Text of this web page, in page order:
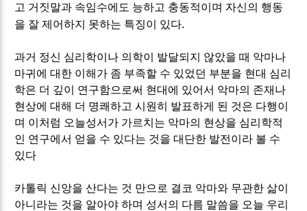
고 거짓말과 속임수에도 능하고 충동적이며 자신의 행동
을 잘 제어하지 못하는 특징이 있다.
과거 정신 심리학이나 의학이 발달되지 않았을 때 악마나
마귀에 대한 이해가 좀 부족할 수 있었던 부분을 현대 심리
학은 더 깊이 연구함으로써 현대에 있어서 악마의 존재나
현상에 대해 더 명쾌하고 시원히 발표하게 된 것은 다행이
며 이처럼 오늘성서가 가르치는 악마의 현상을 심리학적
인 연구에서 얻을 수 있다는 것을 대단한 발전이라 볼 수
있다
카톨릭 신앙을 산다는 것 만으로 결코 악마와 무관한 삶이
아니라는 것을 알아야 하며 성서의 다름 말씀을 오늘 우리